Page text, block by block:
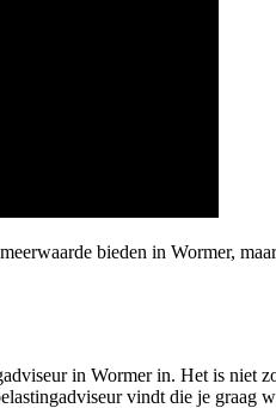
bieden in Wormer,
in Wormer in. Het is
vindt die je